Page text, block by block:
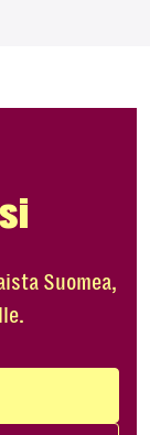
Suomea,